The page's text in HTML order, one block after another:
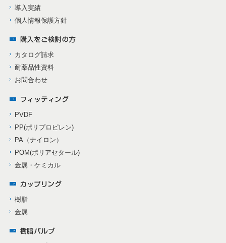
導入実績
個人情報保護方針
カタログ請求
耐薬品性資料
お問合わせ
PVDF
PP(ポリプロピレン)
PA（ナイロン）
POM(ポリアセタール)
金属・ケミカル
樹脂
金属